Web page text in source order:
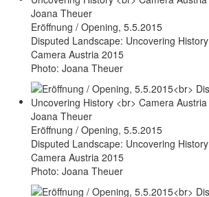
Eröffnung / Opening, 5.5.2015
Disputed Landscape: Uncovering History
Camera Austria 2015
Photo: Joana Theuer
Eröffnung / Opening, 5.5.2015
Disputed Landscape: Uncovering History
Camera Austria 2015
Photo: Joana Theuer